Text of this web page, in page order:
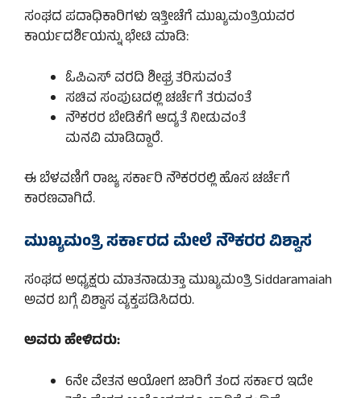
ಸಂಘದ ಪದಾಧಿಕಾರಿಗಳು ಇತ್ತೀಚೆಗೆ ಮುಖ್ಯಮಂತ್ರಿಯವರ
ಕಾರ್ಯದರ್ಶಿಯನ್ನು ಭೇಟಿ ಮಾಡಿ:
ಓಪಿಎಸ್ ವರದಿ ಶೀಘ್ರ ತರಿಸುವಂತೆ
ಸಚಿವ ಸಂಪುಟದಲ್ಲಿ ಚರ್ಚೆಗೆ ತರುವಂತೆ
ನೌಕರರ ಬೇಡಿಕೆಗೆ ಆದ್ಯತೆ ನೀಡುವಂತೆ
ಮನವಿ ಮಾಡಿದ್ದಾರೆ.
ಈ ಬೆಳವಣಿಗೆ ರಾಜ್ಯ ಸರ್ಕಾರಿ ನೌಕರರಲ್ಲಿ ಹೊಸ ಚರ್ಚೆಗೆ
ಕಾರಣವಾಗಿದೆ.
ಮುಖ್ಯಮಂತ್ರಿ ಸರ್ಕಾರದ ಮೇಲೆ ನೌಕರರ ವಿಶ್ವಾಸ
ಸಂಘದ ಅಧ್ಯಕ್ಷರು ಮಾತನಾಡುತ್ತಾ ಮುಖ್ಯಮಂತ್ರಿ Siddaramaiah
ಅವರ ಬಗ್ಗೆ ವಿಶ್ವಾಸ ವ್ಯಕ್ತಪಡಿಸಿದರು.
ಅವರು ಹೇಳಿದರು:
6ನೇ ವೇತನ ಆಯೋಗ ಜಾರಿಗೆ ತಂದ ಸರ್ಕಾರ ಇದೇ